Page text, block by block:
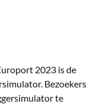
2023 is de
Bezoekers
te